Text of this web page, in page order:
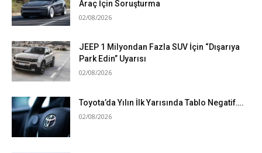
Araç İçin Soruşturma
02/08/2026
JEEP 1 Milyondan Fazla SUV İçin “Dışarıya
Park Edin” Uyarısı
02/08/2026
Toyota’da Yılın İlk Yarısında Tablo Negatif….
02/08/2026